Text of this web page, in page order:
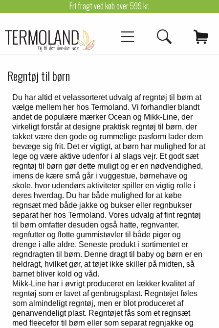
Fri fragt ved køb over 599 kr.
Regntøj til børn
Du har altid et velassorteret udvalg af regntøj til børn at
vælge mellem her hos Termoland. Vi forhandler blandt
andet de populære mærker Ocean og Mikk-Line, der
virkeligt forstår at designe praktisk regntøj til børn, der
takket være den gode og rummelige pasform lader dem
bevæge sig frit. Det er vigtigt, at børn har mulighed for at
lege og være aktive udenfor i al slags vejr. Et godt sæt
regntøj til børn gør dette muligt og er en nødvendighed,
imens de kære små går i vuggestue, børnehave og
skole, hvor udendørs aktiviteter spiller en vigtig rolle i
deres hverdag. Du har både mulighed for at købe
regnsæt med både jakke og bukser eller regnbukser
separat her hos Termoland. Vores udvalg af fint regntøj
til børn omfatter desuden også hatte, regnvanter,
regnfutter og flotte gummistøvler til både piger og
drenge i alle aldre. Seneste produkt i sortimentet er
regndragten til børn. Denne dragt til baby og børn er en
heldragt, hvilket gør, at tøjet ikke skiller på midten, så
barnet bliver kold og våd.
Mikk-Line har i øvrigt produceret en lækker kvalitet af
regntøj som er lavet af genbrugsplast. Regntøjet føles
som almindeligt regntøj, men er blot produceret af
genanvendeligt plast. Regntøjet fås som et regnsæt
med fleecefor til børn eller som separat regnjakke og